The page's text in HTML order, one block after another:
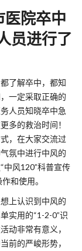
院卒中
员进行了
了解卒中，都知
一定采取正确的
人员知晓卒中急
多的救治时间！
，在大家交流过
氛中进行中风的
中风120”科普宣传
和使用。
上认识到中风的
实用的“1-2-0”识
动非常有意义，
前的严峻形势，